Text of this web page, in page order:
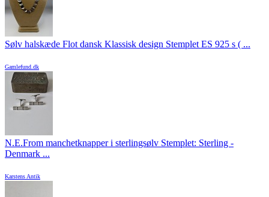
Sølv halskæde Flot dansk Klassisk design Stemplet ES 925 s ( ...
Gamlefund.dk
N.E.From manchetknapper i sterlingsølv Stemplet: Sterling -
Denmark ...
Karstens Antik